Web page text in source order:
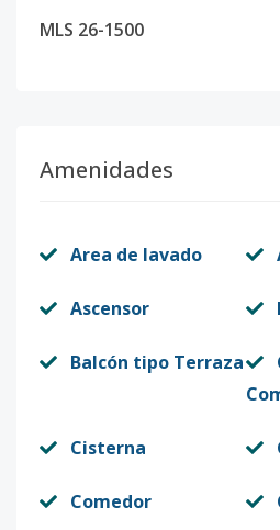
MLS 26-1500
Amenidades
Area de lavado
Ascensor
Balcón tipo Terraza
Cisterna
Comedor